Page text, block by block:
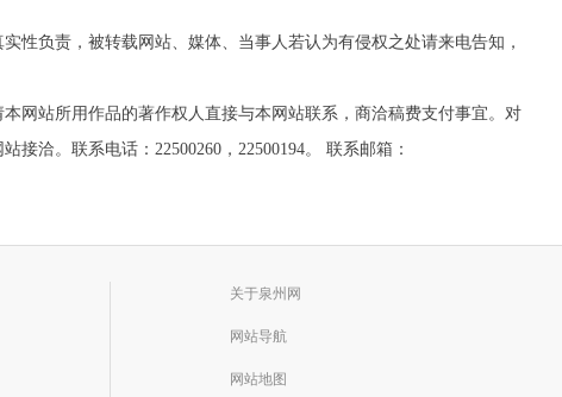
负责，被转载网站、媒体、当事人若认为有侵权之处请来电告知，
网站所用作品的著作权人直接与本网站联系，商洽稿费支付事宜。对
洽。联系电话：22500260，22500194。 联系邮箱：
关于泉州网
网站导航
网站地图